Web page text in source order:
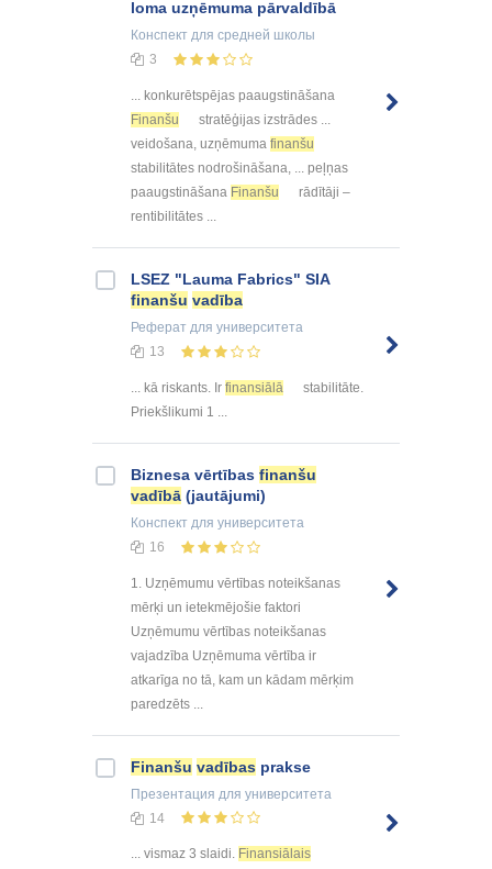
loma uzņēmuma pārvaldībā
Конспект для средней школы
3
... konkurētspējas paaugstināšana
Finanšu
stratēģijas izstrādes ...
veidošana, uzņēmuma finanšu
stabilitātes nodrošināšana, ... peļņas
paaugstināšana Finanšu
rādītāji –
rentibilitātes ...
LSEZ "Lauma Fabrics" SIA
finanšu vadība
Реферат для университета
13
... kā riskants. Ir finansiālā
stabilitāte.
Priekšlikumi 1 ...
Biznesa vērtības finanšu
vadībā (jautājumi)
Конспект для университета
16
1. Uzņēmumu vērtības noteikšanas
mērķi un ietekmējošie faktori
Uzņēmumu vērtības noteikšanas
vajadzība Uzņēmuma vērtība ir
atkarīga no tā, kam un kādam mērķim
paredzēts ...
Finanšu vadības prakse
Презентация для университета
14
... vismaz 3 slaidi. Finansiālais